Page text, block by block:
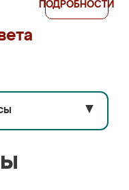
ПОДРОБНОСТИ
▼